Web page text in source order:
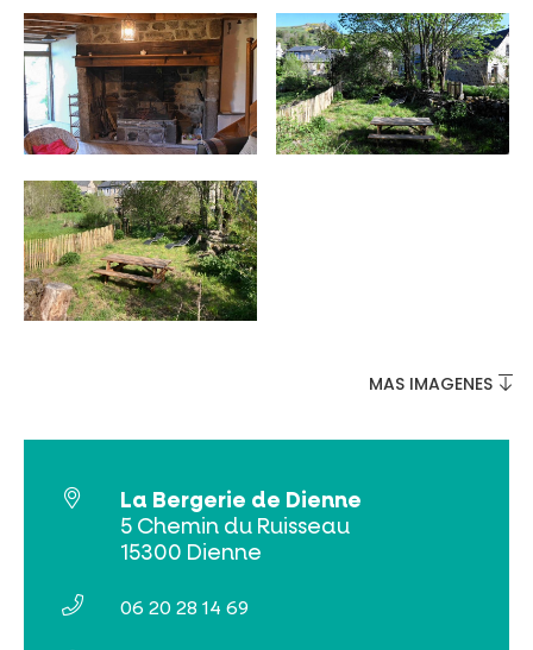
LA PLENA NATURALEZA
VISITAS Y SABER HACER
AGENDA
MAS IMAGENES
La Bergerie de Dienne
5 Chemin du Ruisseau
15300 Dienne
06 20 28 14 69